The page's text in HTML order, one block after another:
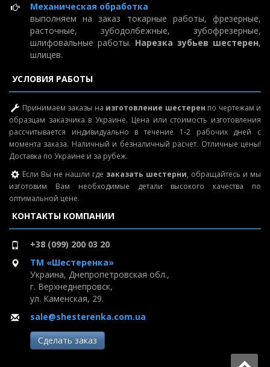
Механическая обработка
выполняем на заказ токарные работы, фрезерные,
расточные, зубодолбежные, зубофрезерные,
шлифовальные работы. Нарезка зубьев шестерен,
шлицев.
УСЛОВИЯ РАБОТЫ
Принимаем заказы на изготовление шестерен по чертежам и
образцам заказчика в Украине. Цена или стоимость изготовления
рассчитывается индивидуально в течение 1-2 рабочих дней с
момента заказа. Наличный и безналичный расчет. Отличные цены!
Доставка по Украине и за рубеж.
Если Вы не нашли где заказать шестерни, обращайтесь и мы
изготовим Вам необходимые детали высокого качества по
оптимальной цене.
КОНТАКТЫ КОМПАНИИ
+38 (099) 200 03 20
ТМ «Шестеренка»
Украина, Днепропетровская обл.,
г. Верхнеднепровск,
ул. Каменская, 29.
sale@shesterenka.com.ua
Сделать заказ